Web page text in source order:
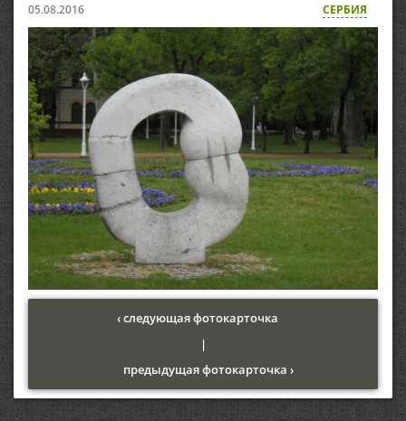
05.08.2016 СЕРБИЯ
‹ следующая фотокарточка
|
предыдущая фотокарточка ›